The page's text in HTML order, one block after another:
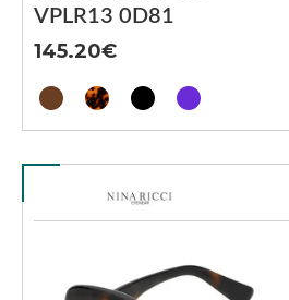
VPLR13 0D81
145.20